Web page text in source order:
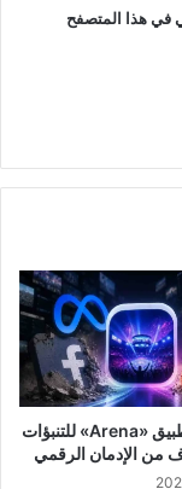
في هذا المتصفح
ميتا تطور تطبيق «Arena» للتنبؤات
من الإدمان الرقمي